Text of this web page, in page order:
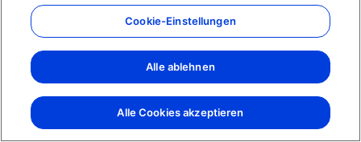
Cookie-Einstellungen
Alle ablehnen
Alle Cookies akzeptieren